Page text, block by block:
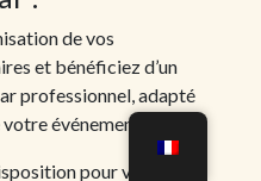
de vos
et bénéficiez d’un
professionnel, adapté
événement.
pour vous